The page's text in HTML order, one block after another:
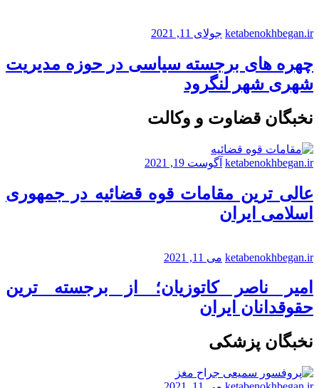
ketabenokhbegan.ir جولای 11, 2021
چهره های برجسته سیاسی در حوزه مدیریت
شهری شهر لنگرود
نخبگان قضاوت و وکالت
ketabenokhbegan.ir آگوست 19, 2021
عالی ترین مقامات قوه قضائیه در جمهوری
اسلامی ایران
ketabenokhbegan.ir می 11, 2021
امیر ناصر کاتوزیان؛ از برجسته ترین
حقوقدانان ایران
نخبگان پزشکی